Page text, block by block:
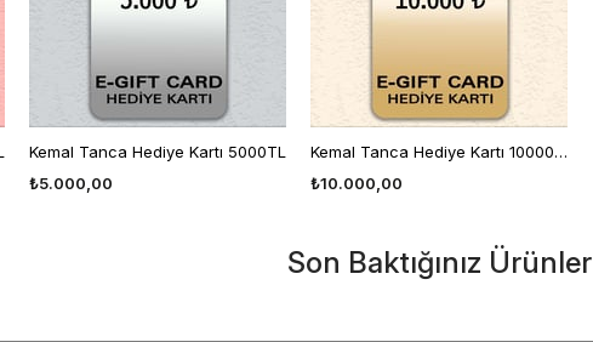
Kemal Tanca Hediye Kartı 5000TL
₺5.000,00
Kemal Tanca Hediye Kartı 10000TL
₺10.000,00
Son Baktığınız Ürünler